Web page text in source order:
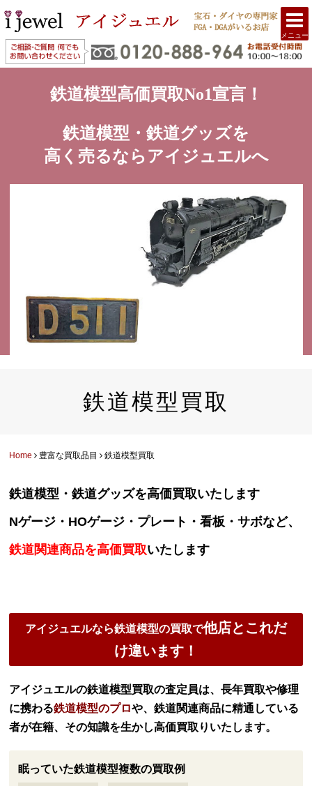
メニュー
鉄道模型高価買取No1宣言！
鉄道模型・鉄道グッズを
高く売るならアイジュエルへ
鉄道模型買取
Home 豊富な買取品目 鉄道模型買取
鉄道模型・鉄道グッズを高価買取いたします
Nゲージ・HOゲージ・プレート・看板・サボなど、
鉄道関連商品を高価買取いたします
アイジュエルなら鉄道模型の買取で他店とこれだ
け違います！
アイジュエルの鉄道模型買取の査定員は、長年買取や修理
に携わる鉄道模型のプロや、鉄道関連商品に精通している
者が在籍、その知識を生かし高価買取りいたします。
眠っていた鉄道模型複数の買取例